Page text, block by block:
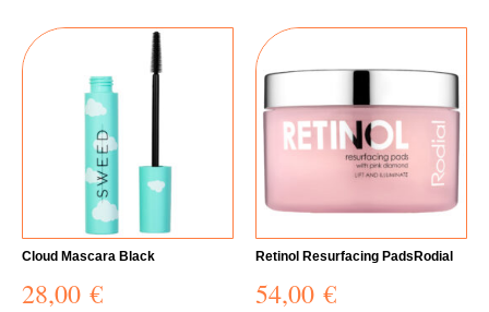
Cloud Mascara Black
28,00 €
Retinol Resurfacing PadsRodial
54,00 €